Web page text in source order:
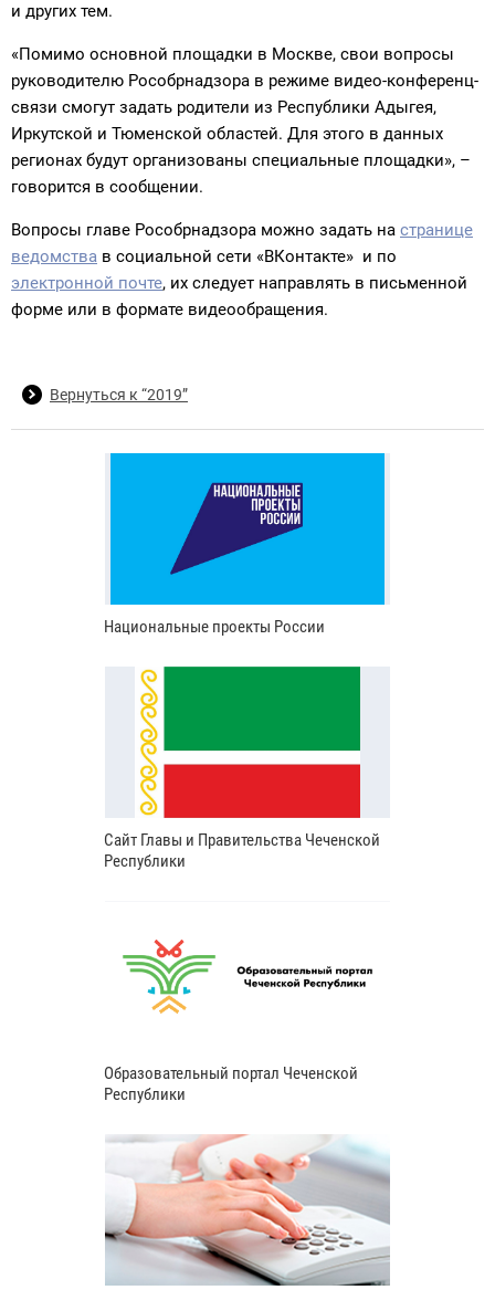
и других тем.
«Помимо основной площадки в Москве, свои вопросы
руководителю Рособрнадзора в режиме видео-конференц-
связи смогут задать родители из Республики Адыгея,
Иркутской и Тюменской областей. Для этого в данных
регионах будут организованы специальные площадки», –
говорится в сообщении.
Вопросы главе Рособрнадзора можно задать на странице
ведомства в социальной сети «ВКонтакте» и по
электронной почте, их следует направлять в письменной
форме или в формате видеообращения.
Вернуться к “2019”
Национальные проекты России
Сайт Главы и Правительства Чеченской
Республики
Образовательный портал Чеченской
Республики